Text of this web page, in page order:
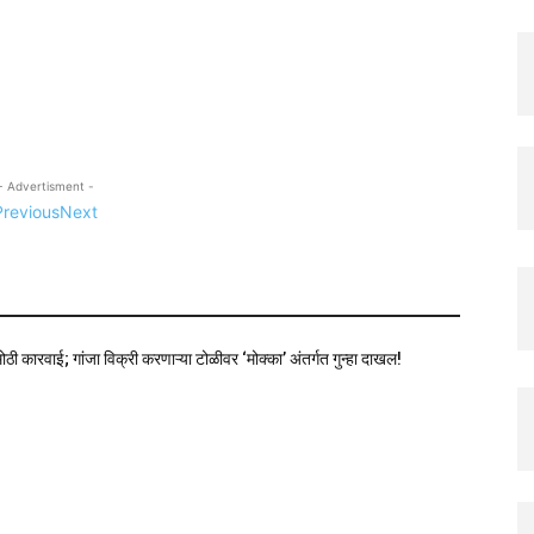
Advertisment -
Next
कारवाई; गांजा विक्री करणाऱ्या टोळीवर ‘मोक्का’ अंतर्गत गुन्हा दाखल!